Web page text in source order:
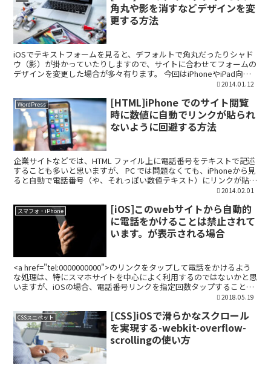
角丸や影を消すなどデザインを変
更する方法
iOSでテキストフォームを見ると、デフォルトで角丸だったりシャド
ウ（影）が掛かっていたりしますので、サイトに合わせてフォームの
デザインを変更した場合が多々有ります。 今回はiPhoneやiPad向け
2014.01.12
WordPress
[HTML]iPhone でのサイト閲覧
時に数値に自動でリンクが貼られ
ないように回避する方法
企業サイトなどでは、HTML ファイル上に電話番号をテキストで記述
することも多いと思いますが、 PC では問題なくても、iPhoneから見
ると自動で電話番号（や、それっぽい数値テキスト）にリンクが貼ら
2014.02.01
スマフォ・iPhone
[iOS]このwebサイトから自動的
に電話をかけることは禁止されて
います。が表示される場合
<a href="tel:0000000000">のリンクをタップして電話をかけるよう
な処理は、特にスマホサイトを中心によく利用するのではないかと思
いますが、iOSの場合、電話番号リンクを指定回数タップすることで
2018.05.19
CSSスニペット
[CSS]iOSで滑らかなスクロール
を実現する-webkit-overflow-
scrollingの使い方